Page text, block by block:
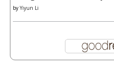
by Yiyun Li